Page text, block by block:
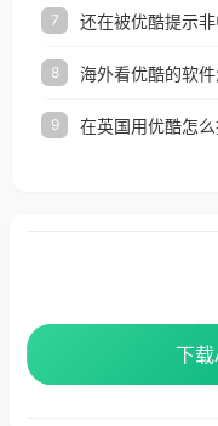
7
8
9
下
下